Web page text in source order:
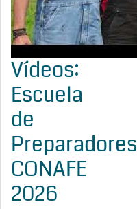
Vídeos:
Escuela
de
Preparadores
CONAFE
2026